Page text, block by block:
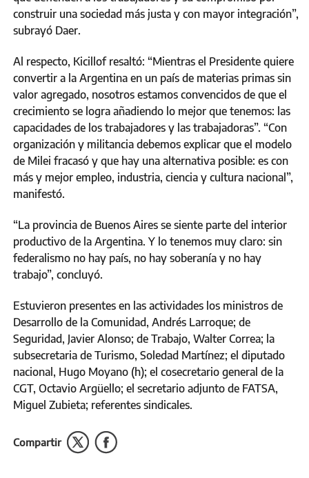
construir una sociedad más justa y con mayor integración”,
subrayó Daer.
Al respecto, Kicillof resaltó: “Mientras el Presidente quiere
convertir a la Argentina en un país de materias primas sin
valor agregado, nosotros estamos convencidos de que el
crecimiento se logra añadiendo lo mejor que tenemos: las
capacidades de los trabajadores y las trabajadoras”. “Con
organización y militancia debemos explicar que el modelo
de Milei fracasó y que hay una alternativa posible: es con
más y mejor empleo, industria, ciencia y cultura nacional”,
manifestó.
“La provincia de Buenos Aires se siente parte del interior
productivo de la Argentina. Y lo tenemos muy claro: sin
federalismo no hay país, no hay soberanía y no hay
trabajo”, concluyó.
Estuvieron presentes en las actividades los ministros de
Desarrollo de la Comunidad, Andrés Larroque; de
Seguridad, Javier Alonso; de Trabajo, Walter Correa; la
subsecretaria de Turismo, Soledad Martínez; el diputado
nacional, Hugo Moyano (h); el cosecretario general de la
CGT, Octavio Argüello; el secretario adjunto de FATSA,
Miguel Zubieta; referentes sindicales.
Compartir